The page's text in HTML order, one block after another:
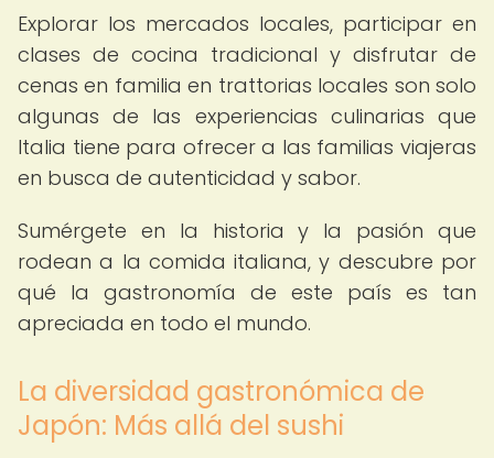
Explorar los mercados locales, participar en
clases de cocina tradicional y disfrutar de
cenas en familia en trattorias locales son solo
algunas de las experiencias culinarias que
Italia tiene para ofrecer a las familias viajeras
en busca de autenticidad y sabor.
Sumérgete en la historia y la pasión que
rodean a la comida italiana, y descubre por
qué la gastronomía de este país es tan
apreciada en todo el mundo.
La diversidad gastronómica de
Japón: Más allá del sushi